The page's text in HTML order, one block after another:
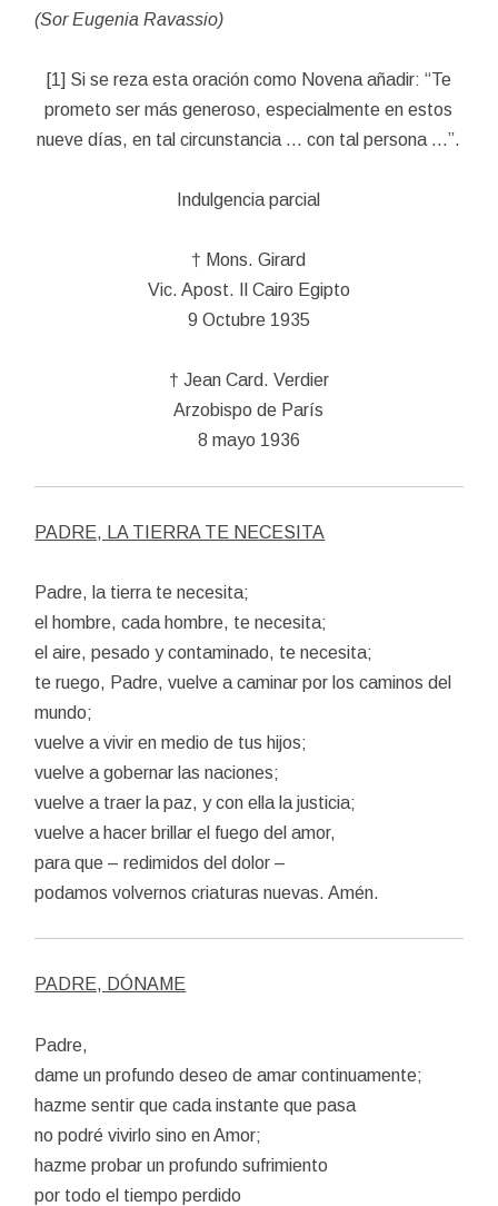
(Sor Eugenia Ravassio)
[1] Si se reza esta oración como Novena añadir: “Te
prometo ser más generoso, especialmente en estos
nueve días, en tal circunstancia … con tal persona …”.
Indulgencia parcial
† Mons. Girard
Vic. Apost. Il Cairo Egipto
9 Octubre 1935
† Jean Card. Verdier
Arzobispo de París
8 mayo 1936
PADRE, LA TIERRA TE NECESITA
Padre, la tierra te necesita;
el hombre, cada hombre, te necesita;
el aire, pesado y contaminado, te necesita;
te ruego, Padre, vuelve a caminar por los caminos del
mundo;
vuelve a vivir en medio de tus hijos;
vuelve a gobernar las naciones;
vuelve a traer la paz, y con ella la justicia;
vuelve a hacer brillar el fuego del amor,
para que – redimidos del dolor –
podamos volvernos criaturas nuevas. Amén.
PADRE, DÓNAME
Padre,
dame un profundo deseo de amar continuamente;
hazme sentir que cada instante que pasa
no podré vivirlo sino en Amor;
hazme probar un profundo sufrimiento
por todo el tiempo perdido